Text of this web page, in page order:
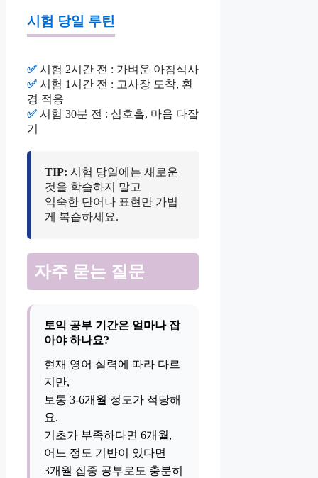
시험 당일 루틴
✅ 시험 2시간 전 : 가벼운 아침식사
✅ 시험 1시간 전 : 고사장 도착, 환
경 적응
✅ 시험 30분 전 : 심호흡, 마음 다잡
기
TIP: 시험 당일에는 새로운
것을 학습하지 말고
익숙한 단어나 표현만 가볍
게 복습하세요.
자주 묻는 질문
토익 공부 기간은 얼마나 잡
아야 하나요?
현재 영어 실력에 따라 다르
지만,
보통 3-6개월 정도가 적당해
요.
기초가 부족하다면 6개월,
어느 정도 기반이 있다면
3개월 집중 공부로도 충분히